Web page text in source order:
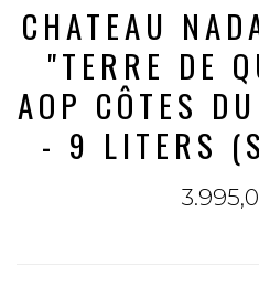
CHATEAU
"TERRE DE
AOP CÔTES
- 9 LITERS